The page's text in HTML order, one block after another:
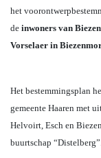
het
de inwoners van
Vorselaer in
Het bestemmingsplan
gemeente Haaren met
Helvoirt, Esch en
buurtschap “Distelberg”.